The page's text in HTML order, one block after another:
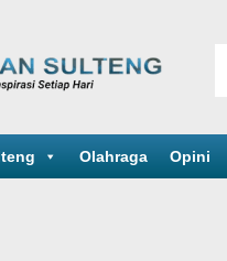
Olahraga Opini